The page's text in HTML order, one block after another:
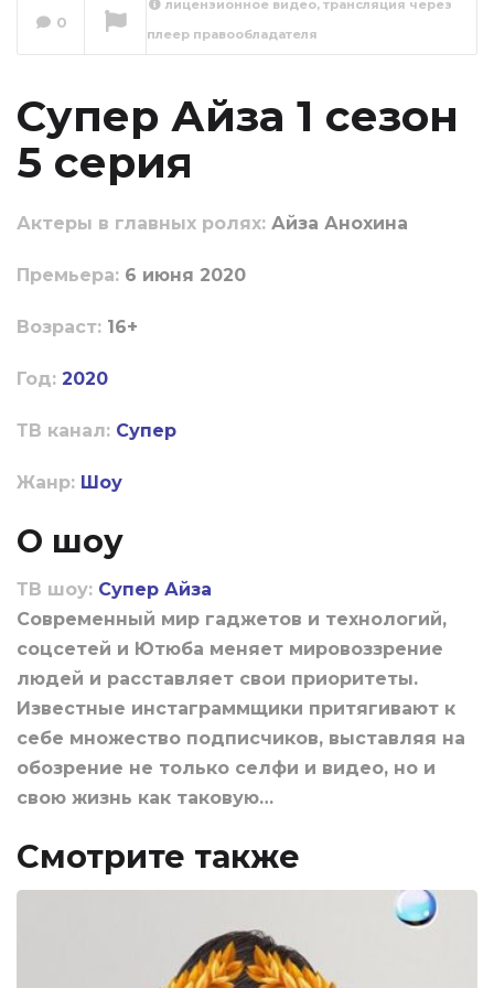
Супер Айза 1 сезон
0
лицензионное видео, трансляция через
плеер правообладателя
Супер Айза 1 сезон
5 серия
Актеры в главных ролях: Айза Анохина
Пpeмьepa: 6 июня 2020
Boзpacт: 16+
Год: 2020
ТВ канал: Супер
Жанр: Шоу
О шоу
ТВ шоу: Супер Айза
Современный мир гаджетов и технологий,
соцсетей и Ютюба меняет мировоззрение
людей и расставляет свои приоритеты.
Известные инстаграммщики притягивают к
себе множество подписчиков, выставляя на
обозрение не только селфи и видео, но и
свою жизнь как таковую…
Смотрите также